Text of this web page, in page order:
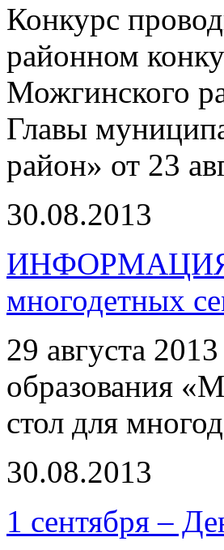
Конкурс
районном
Можгинского
Главы
район» от 23
30.08.2013
ИНФОРМАЦИЯ о
многодетных
29 августа
образования
стол для
30.08.2013
1 сентября –